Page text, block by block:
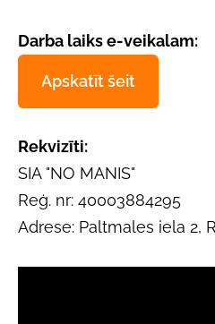
Darba laiks e-veikalam:
Apskatīt šeit
Rekvizīti:
SIA "NO MANIS"
Reģ. nr: 40003884295
Adrese: Paltmales iela 2,